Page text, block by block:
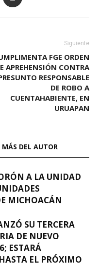
Siguiente
FGE ORDEN
APREHENSIÓN CONTRA
RESPONSABLE
DE ROBO A
CUENTAHABIENTE, EN
URUAPAN
MÁS DEL AUTOR
A LA UNIDAD
MICHOACÁN
SU TERCERA
DE NUEVO
ESTARÁ
EL PRÓXIMO